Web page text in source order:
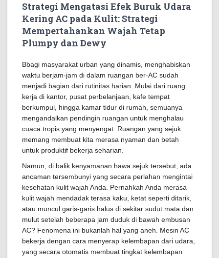
Strategi Mengatasi Efek Buruk Udara
Kering AC pada Kulit: Strategi
Mempertahankan Wajah Tetap
Plumpy dan Dewy
Bbagi masyarakat urban yang dinamis, menghabiskan
waktu berjam-jam di dalam ruangan ber-AC sudah
menjadi bagian dari rutinitas harian. Mulai dari ruang
kerja di kantor, pusat perbelanjaan, kafe tempat
berkumpul, hingga kamar tidur di rumah, semuanya
mengandalkan pendingin ruangan untuk menghalau
cuaca tropis yang menyengat. Ruangan yang sejuk
memang membuat kita merasa nyaman dan betah
untuk produktif bekerja seharian.
Namun, di balik kenyamanan hawa sejuk tersebut, ada
ancaman tersembunyi yang secara perlahan mengintai
kesehatan kulit wajah Anda. Pernahkah Anda merasa
kulit wajah mendadak terasa kaku, ketat seperti ditarik,
atau muncul garis-garis halus di sekitar sudut mata dan
mulut setelah beberapa jam duduk di bawah embusan
AC? Fenomena ini bukanlah hal yang aneh. Mesin AC
bekerja dengan cara menyerap kelembapan dari udara,
yang secara otomatis membuat tingkat kelembapan